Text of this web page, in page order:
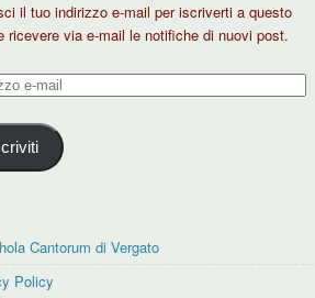
il tuo indirizzo e-mail per iscriverti a questo
ricevere via e-mail le notifiche di nuovi post.
Cantorum di Vergato
Policy